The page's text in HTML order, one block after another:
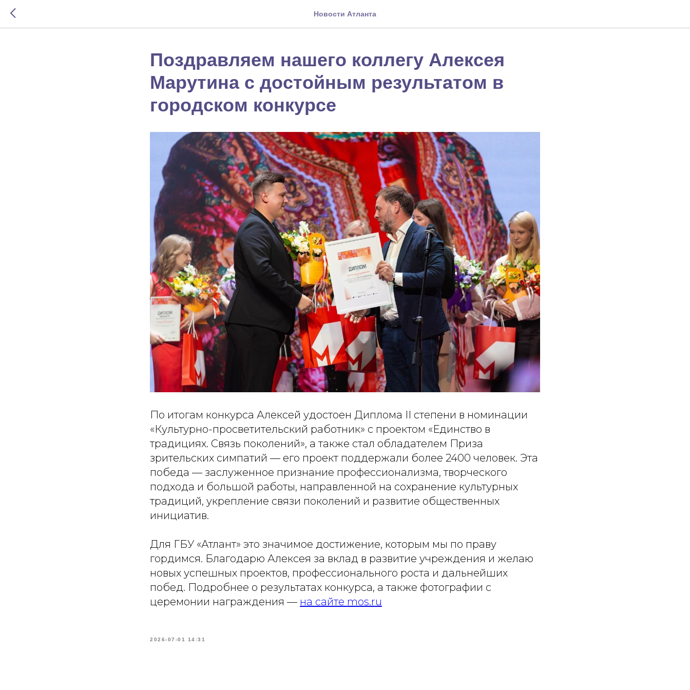
Новости Атланта
Поздравляем нашего коллегу Алексея
Марутина с достойным результатом в
городском конкурсе
По итогам конкурса Алексей удостоен Диплома II степени в номинации
«Культурно-просветительский работник» с проектом «Единство в
традициях. Связь поколений», а также стал обладателем Приза
зрительских симпатий — его проект поддержали более 2400 человек. Эта
победа — заслуженное признание профессионализма, творческого
подхода и большой работы, направленной на сохранение культурных
традиций, укрепление связи поколений и развитие общественных
инициатив.
Для ГБУ «Атлант» это значимое достижение, которым мы по праву
гордимся. Благодарю Алексея за вклад в развитие учреждения и желаю
новых успешных проектов, профессионального роста и дальнейших
побед. Подробнее о результатах конкурса, а также фотографии с
церемонии награждения — на сайте mos.ru
2026-07-01 14:31